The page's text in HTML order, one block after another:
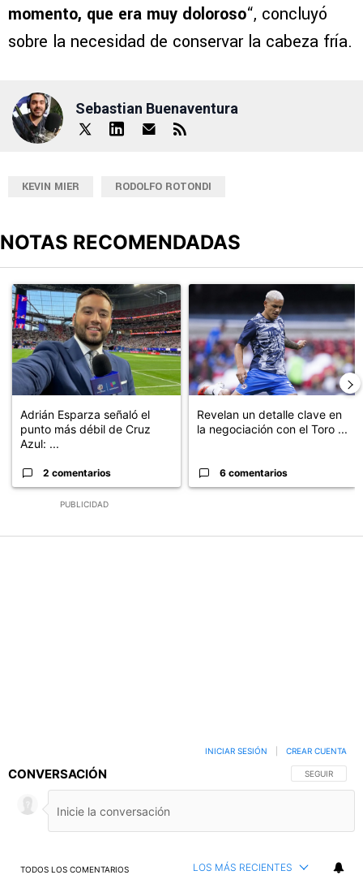
momento, que era muy doloroso“, concluyó
sobre la necesidad de conservar la cabeza fría.
Sebastian Buenaventura
KEVIN MIER RODOLFO ROTONDI
NOTAS RECOMENDADAS
PUBLICIDAD
Un artículo de tendencia con el título "Adrián Esparza señaló el
Adrián Esparza señaló el
punto más débil de Cruz
Azul: ...
2 comentarios
Un artículo de tendencia con
Revelan un detalle clave en
la negociación con el Toro ...
6 comentarios
CONVERSACIÓN SIGA ESTA
SEGUIR
INICIAR SESIÓN CREAR CUENTA
TODOS LOS COMENTARIOS LOS MÁS RECIENTES